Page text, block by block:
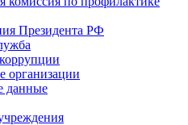
Президента РФ
организации
данные